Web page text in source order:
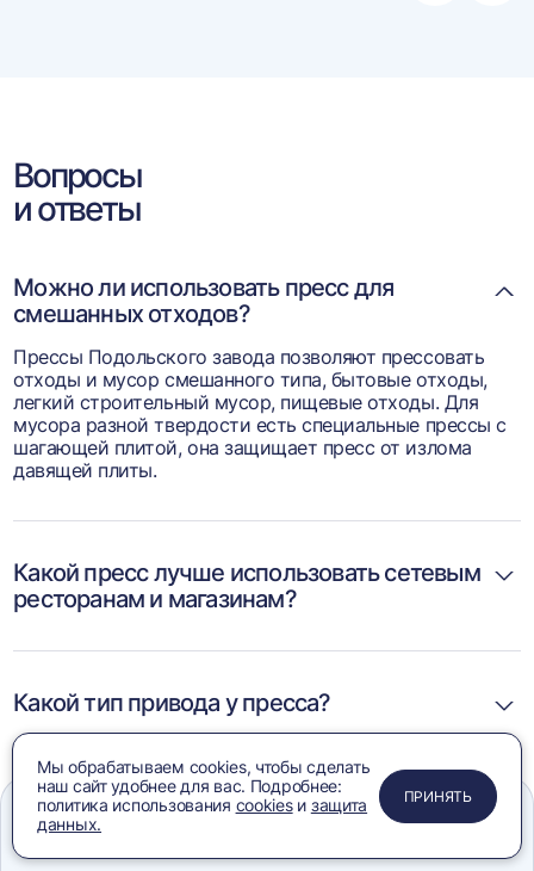
Вопросы
и ответы
Можно ли использовать пресс для
смешанных отходов?
Прессы Подольского завода позволяют прессовать
отходы и мусор смешанного типа, бытовые отходы,
легкий строительный мусор, пищевые отходы. Для
мусора разной твердости есть специальные прессы с
шагающей плитой, она защищает пресс от излома
давящей плиты.
Какой пресс лучше использовать сетевым
ресторанам и магазинам?
Какой тип привода у пресса?
ПРИМЕНИТЬ
ЗАКРЫТЬ
ЗАКРЫТЬ
ЗАКРЫТЬ
Мы обрабатываем cookies, чтобы сделать
наш сайт удобнее для вас. Подробнее:
политика использования cookiesи защита
данных.
ПРИНЯТЬ